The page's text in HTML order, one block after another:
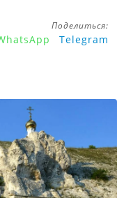
Поделиться:
Telegram